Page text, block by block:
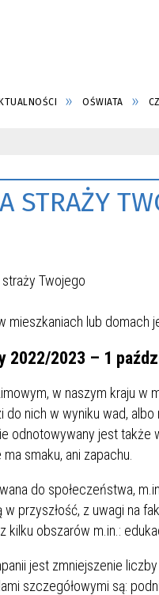
OŚWIATA
STRAŻY
mieszkaniach lub domach
2022/2023 – 1
w naszym kraju w
do nich w wyniku wad,
odnotowywany jest także
smaku, ani zapachu.
do społeczeństwa,
w przyszłość, z uwagi na
kilku obszarów m.in.:
jest zmniejszenie
szczegółowymi są: